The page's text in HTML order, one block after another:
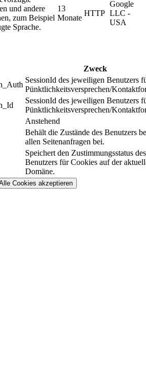
und andere
zum Beispiel
Sprache.
13
Monate
HTTP
Google
LLC -
USA
Zweck
SessionId des jeweiligen Benutzers
Pünktlichkeitsversprechen/
SessionId des jeweiligen Benutzers
Pünktlichkeitsversprechen/
Anstehend
Behält die Zustände des Benutzers
allen Seitenanfragen bei.
Speichert den Zustimmungsstatus des
Benutzers für Cookies auf der
Domäne.
Cookies akzeptieren